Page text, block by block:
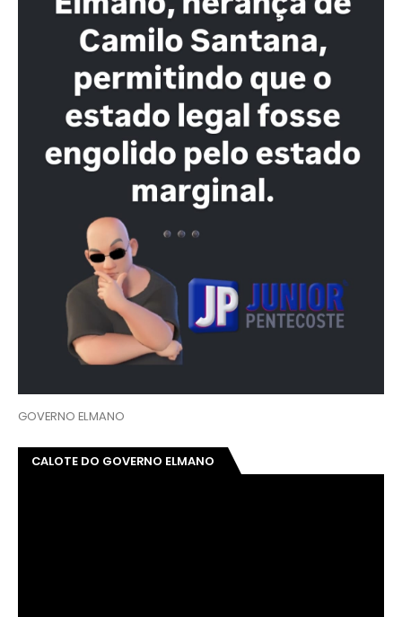
GOVERNO ELMANO
CALOTE DO GOVERNO ELMANO